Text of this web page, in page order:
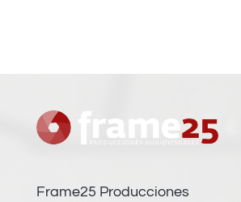
Frame25 Producciones